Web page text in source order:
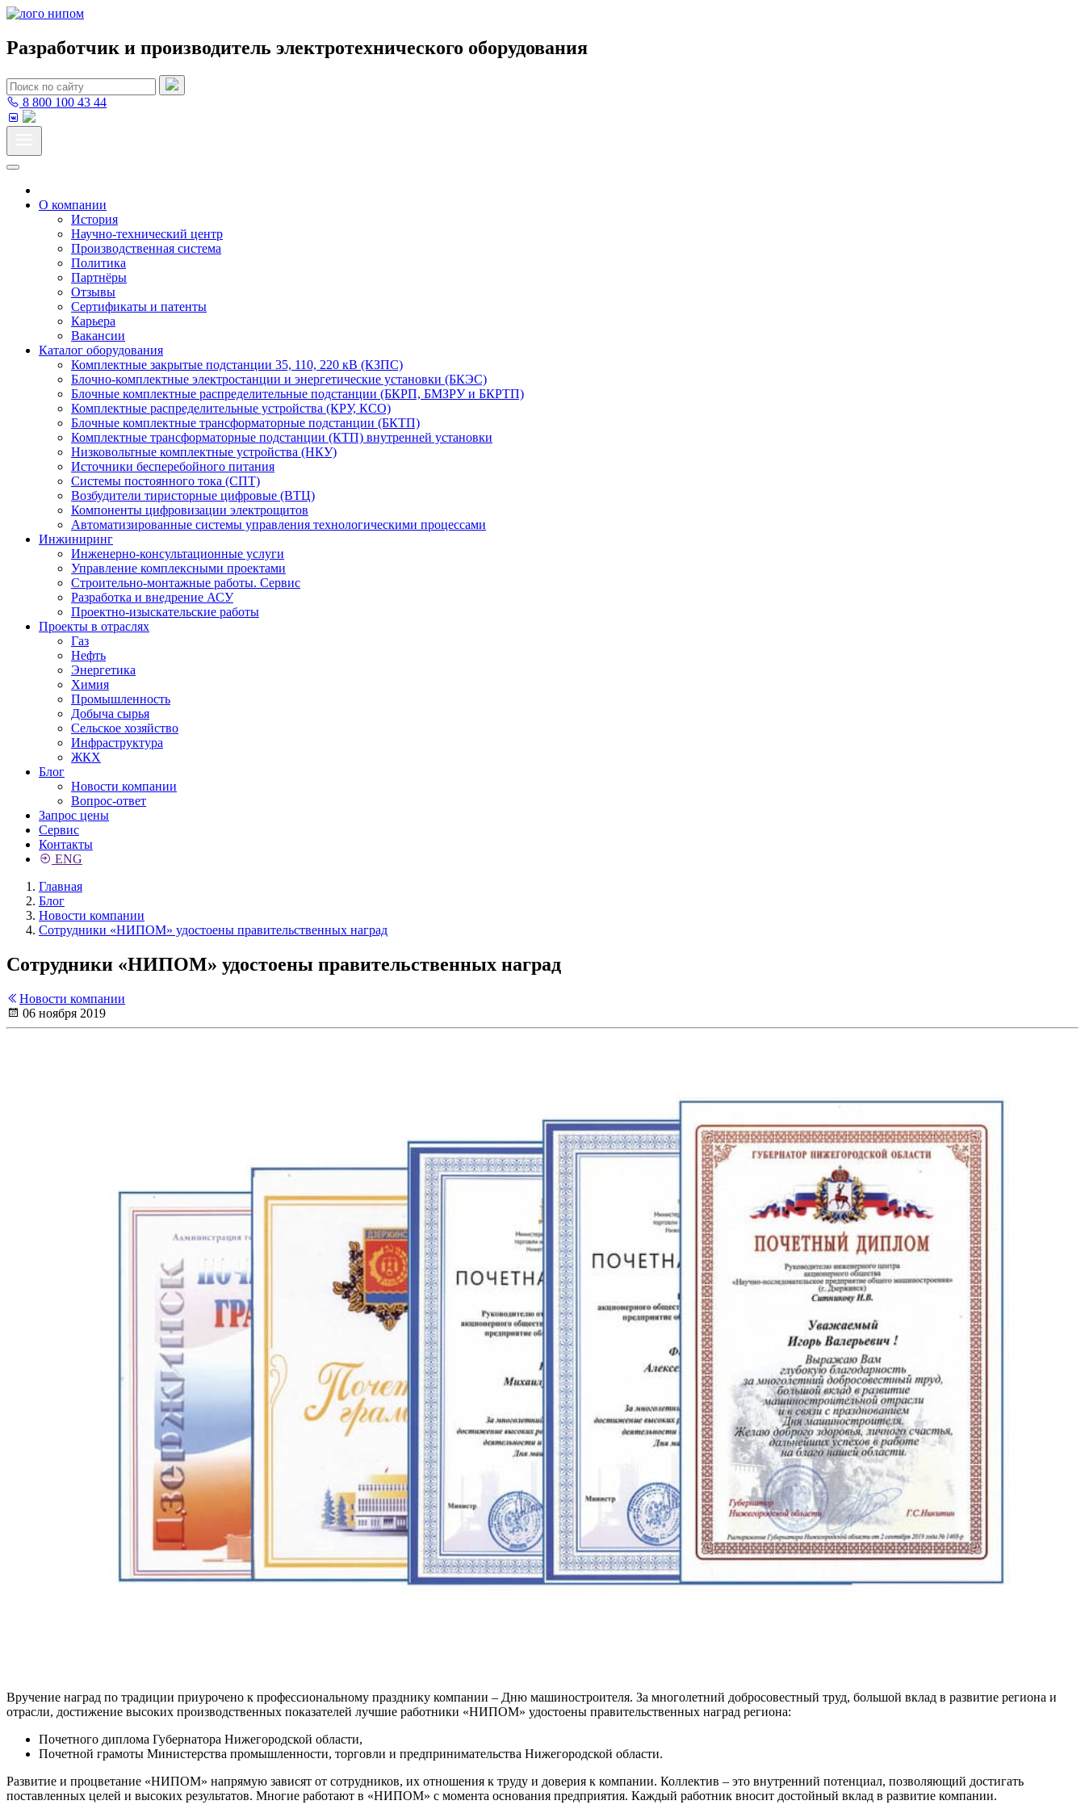
Разработчик и производитель электротехнического оборудования
8 800 100 43 44
О компании
История
Научно-технический центр
Производственная система
Политика
Партнёры
Отзывы
Сертификаты и патенты
Карьера
Вакансии
Каталог оборудования
Комплектные закрытые подстанции 35, 110, 220 кВ (КЗПС)
Блочно-комплектные электростанции и энергетические установки (БКЭС)
Блочные комплектные распределительные подстанции (БКРП, БМЗРУ и БКРТП)
Комплектные распределительные устройства (КРУ, КСО)
Блочные комплектные трансформаторные подстанции (БКТП)
Комплектные трансформаторные подстанции (КТП) внутренней установки
Низковольтные комплектные устройства (НКУ)
Источники бесперебойного питания
Системы постоянного тока (СПТ)
Возбудители тиристорные цифровые (ВТЦ)
Компоненты цифровизации электрощитов
Автоматизированные системы управления технологическими процессами
Инжиниринг
Инженерно-консультационные услуги
Управление комплексными проектами
Строительно-монтажные работы. Сервис
Разработка и внедрение АСУ
Проектно-изыскательские работы
Проекты в отраслях
Газ
Нефть
Энергетика
Химия
Промышленность
Добыча сырья
Сельское хозяйство
Инфраструктура
ЖКХ
Блог
Новости компании
Вопрос-ответ
Запрос цены
Сервис
Контакты
ENG
Главная
Блог
Новости компании
Сотрудники «НИПОМ» удостоены правительственных наград
Сотрудники «НИПОМ» удостоены правительственных наград
Новости компании
06 ноября 2019
Вручение наград по традиции приурочено к профессиональному празднику компании – Дню машиностроителя. За многолетний добросовестный труд, большой вклад в развитие региона и
отрасли, достижение высоких производственных показателей лучшие работники «НИПОМ» удостоены правительственных наград региона:
Почетного диплома Губернатора Нижегородской области,
Почетной грамоты Министерства промышленности, торговли и предпринимательства Нижегородской области.
Развитие и процветание «НИПОМ» напрямую зависят от сотрудников, их отношения к труду и доверия к компании. Коллектив – это внутренний потенциал, позволяющий достигать
поставленных целей и высоких результатов. Многие работают в «НИПОМ» с момента основания предприятия. Каждый работник вносит достойный вклад в развитие компании.